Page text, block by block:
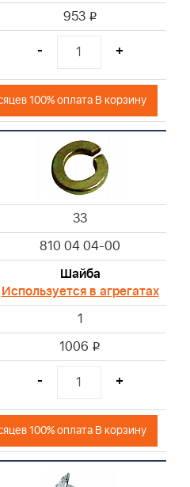
953 i
- +
100% оплата В корзину
33
810 04 04-00
Шайба
Используется в агрегатах
1
1006 i
- +
100% оплата В корзину